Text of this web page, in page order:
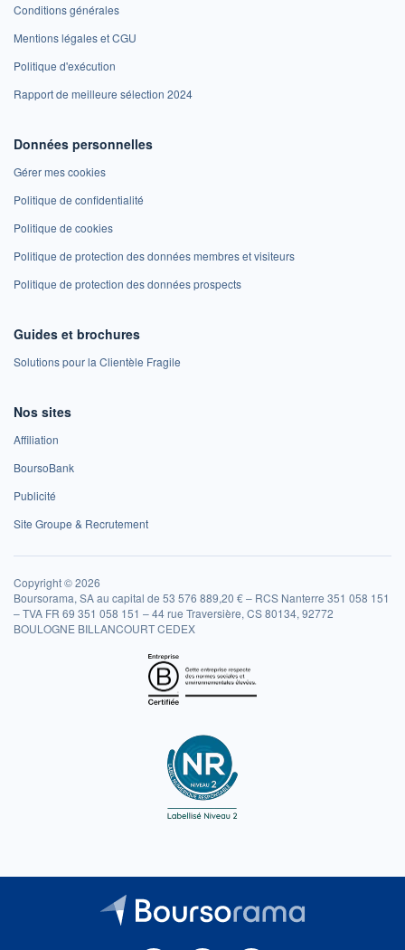
Conditions générales
Mentions légales et CGU
Politique d'exécution
Rapport de meilleure sélection 2024
Données personnelles
Gérer mes cookies
Politique de confidentialité
Politique de cookies
Politique de protection des données membres et visiteurs
Politique de protection des données prospects
Guides et brochures
Solutions pour la Clientèle Fragile
Nos sites
Affiliation
BoursoBank
Publicité
Site Groupe & Recrutement
Copyright © 2026
Boursorama, SA au capital de 53 576 889,20 € – RCS Nanterre 351 058 151
– TVA FR 69 351 058 151 – 44 rue Traversière, CS 80134, 92772
BOULOGNE BILLANCOURT CEDEX